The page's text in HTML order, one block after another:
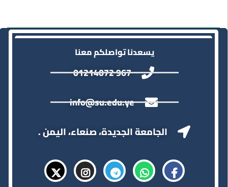
يسعدنا تواصلكم معنا
967 01214072
info@su.edu.ye
الجامعة الجديدة، صنعاء، اليمن .